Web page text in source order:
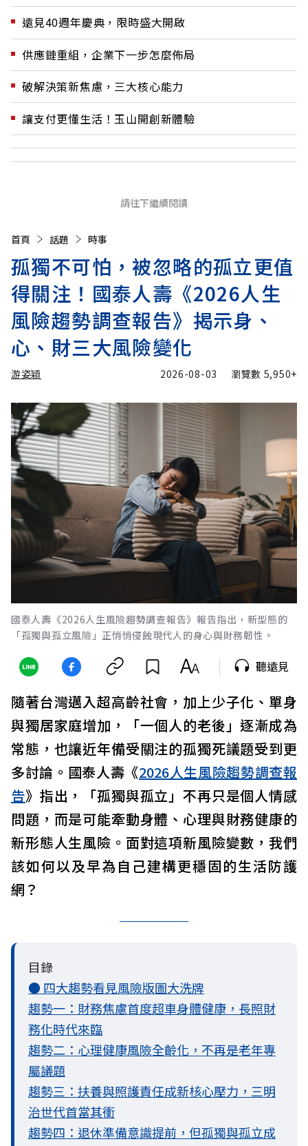
遠見40週年慶典，限時盛大開啟
供應鏈重組，企業下一步怎麼佈局
破解決策新焦慮，三大核心能力
讓支付更懂生活！玉山開創新體驗
請往下繼續閱讀
首頁 話題 時事
孤獨不可怕，被忽略的孤立更值
得關注！國泰人壽《2026人生
風險趨勢調查報告》揭示身、
心、財三大風險變化
游姿穎 2026-08-03 瀏覽數 5,950+
國泰人壽《2026人生風險趨勢調查報告》報告指出，新型態的
「孤獨與孤立風險」正悄悄侵蝕現代人的身心與財務韌性。
聽遠見
隨著台灣邁入超高齡社會，加上少子化、單身
與獨居家庭增加，「一個人的老後」逐漸成為
常態，也讓近年備受關注的孤獨死議題受到更
多討論。國泰人壽《2026人生風險趨勢調查報
告》指出，「孤獨與孤立」不再只是個人情感
問題，而是可能牽動身體、心理與財務健康的
新形態人生風險。面對這項新風險變數，我們
該如何以及早為自己建構更穩固的生活防護
網？
目錄
● 四大趨勢看見風險版圖大洗牌
趨勢一：財務焦慮首度超車身體健康，長照財
務化時代來臨
趨勢二：心理健康風險全齡化，不再是老年專
屬議題
趨勢三：扶養與照護責任成新核心壓力，三明
治世代首當其衝
趨勢四：退休準備意識提前，但孤獨與孤立成